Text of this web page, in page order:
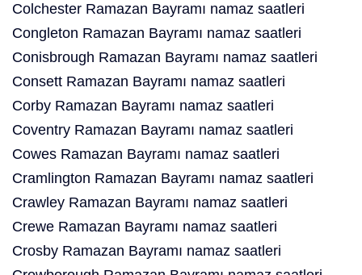
Colchester Ramazan Bayramı namaz saatleri
Congleton Ramazan Bayramı namaz saatleri
Conisbrough Ramazan Bayramı namaz saatleri
Consett Ramazan Bayramı namaz saatleri
Corby Ramazan Bayramı namaz saatleri
Coventry Ramazan Bayramı namaz saatleri
Cowes Ramazan Bayramı namaz saatleri
Cramlington Ramazan Bayramı namaz saatleri
Crawley Ramazan Bayramı namaz saatleri
Crewe Ramazan Bayramı namaz saatleri
Crosby Ramazan Bayramı namaz saatleri